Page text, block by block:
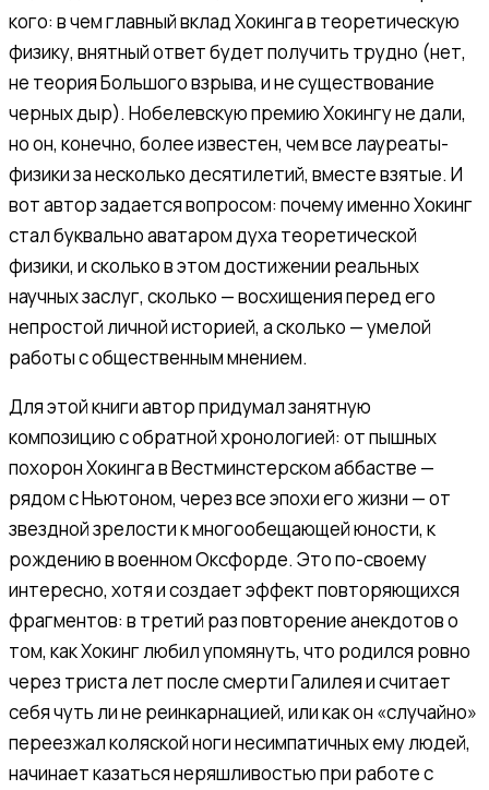
кого: в чем главный вклад Хокинга в теоретическую
физику, внятный ответ будет получить трудно (нет,
не теория Большого взрыва, и не существование
черных дыр). Нобелевскую премию Хокингу не дали,
но он, конечно, более известен, чем все лауреаты-
физики за несколько десятилетий, вместе взятые. И
вот автор задается вопросом: почему именно Хокинг
стал буквально аватаром духа теоретической
физики, и сколько в этом достижении реальных
научных заслуг, сколько — восхищения перед его
непростой личной историей, а сколько — умелой
работы с общественным мнением.
Для этой книги автор придумал занятную
композицию с обратной хронологией: от пышных
похорон Хокинга в Вестминстерском аббастве —
рядом с Ньютоном, через все эпохи его жизни — от
звездной зрелости к многообещающей юности, к
рождению в военном Оксфорде. Это по-своему
интересно, хотя и создает эффект повторяющихся
фрагментов: в третий раз повторение анекдотов о
том, как Хокинг любил упомянуть, что родился ровно
через триста лет после смерти Галилея и считает
себя чуть ли не реинкарнацией, или как он «случайно»
переезжал коляской ноги несимпатичных ему людей,
начинает казаться неряшливостью при работе с